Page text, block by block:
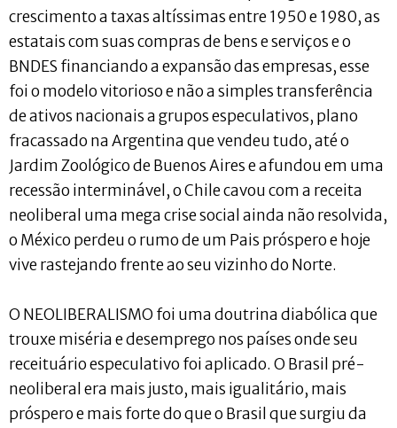
crescimento a taxas altíssimas entre 1950 e 1980, as
estatais com suas compras de bens e serviços e o
BNDES financiando a expansão das empresas, esse
foi o modelo vitorioso e não a simples transferência
de ativos nacionais a grupos especulativos, plano
fracassado na Argentina que vendeu tudo, até o
Jardim Zoológico de Buenos Aires e afundou em uma
recessão interminável, o Chile cavou com a receita
neoliberal uma mega crise social ainda não resolvida,
o México perdeu o rumo de um Pais próspero e hoje
vive rastejando frente ao seu vizinho do Norte.
O NEOLIBERALISMO foi uma doutrina diabólica que
trouxe miséria e desemprego nos países onde seu
receituário especulativo foi aplicado. O Brasil pré-
neoliberal era mais justo, mais igualitário, mais
próspero e mais forte do que o Brasil que surgiu da